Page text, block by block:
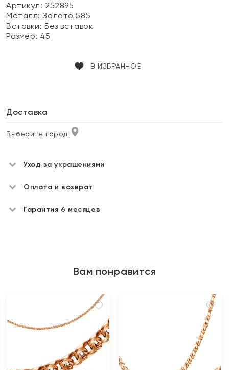
Артикул: 252895
Металл:Золото 585
Вставки:Без вставок
Размер: 45
В ИЗБРАННОЕ
Доставка
Выберите город
Уход за украшениями
Оплата и возврат
Гарантия 6 месяцев
Вам понравится